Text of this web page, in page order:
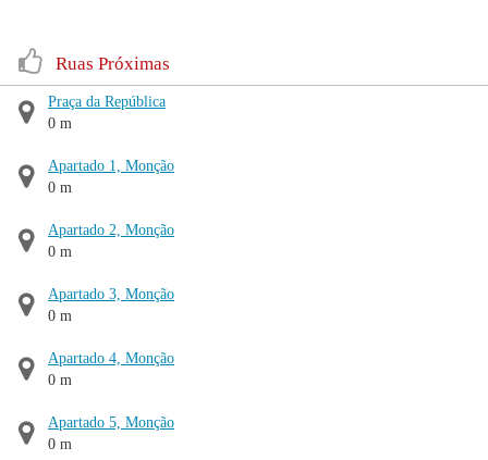
Ruas Próximas
Praça da República
0 m
Apartado 1, Monção
0 m
Apartado 2, Monção
0 m
Apartado 3, Monção
0 m
Apartado 4, Monção
0 m
Apartado 5, Monção
0 m